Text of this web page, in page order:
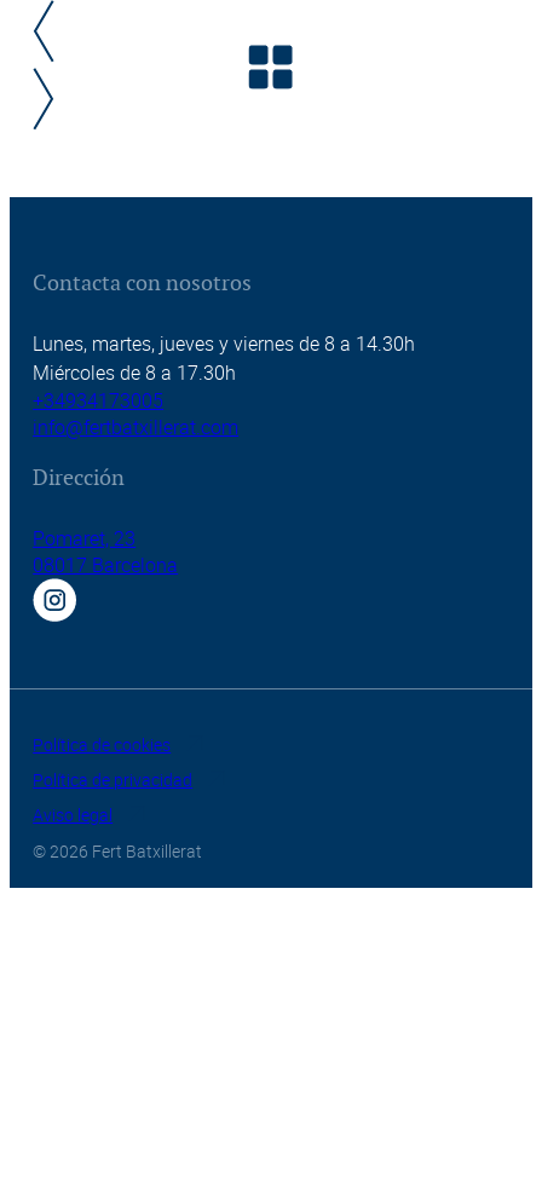
Contacta con nosotros
Lunes, martes, jueves y viernes de 8 a 14.30h
Miércoles de 8 a 17.30h
+34934173005
info@fertbatxillerat.com
Dirección
Pomaret, 23
08017 Barcelona
Política de cookies
Política de privacidad
Aviso legal
© 2026 Fert Batxillerat